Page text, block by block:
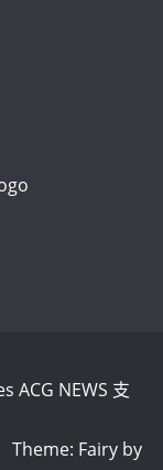
ACG NEWS 支
Theme: Fairy by